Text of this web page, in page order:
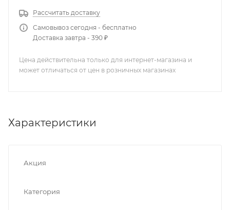
Рассчитать доставку
Самовывоз сегодня - бесплатно
Доставка завтра - 390 ₽
Цена действительна только для интернет-магазина и
может отличаться от цен в розничных магазинах
Характеристики
Акция
Категория